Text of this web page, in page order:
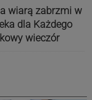
wiarą zabrzmi w
dla Każdego
wieczór